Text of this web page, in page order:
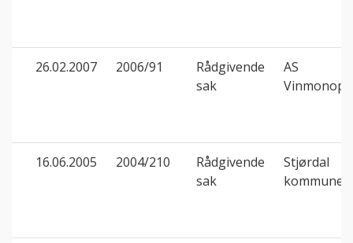
26.02.2007 2006/91
Rådgivende
sak
AS
16.06.2005 2004/210
Rådgivende
sak
Stjørdal
kommune